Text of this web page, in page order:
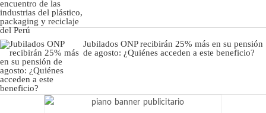
Jubilados ONP recibirán 25% más en su pensión
de agosto: ¿Quiénes acceden a este beneficio?